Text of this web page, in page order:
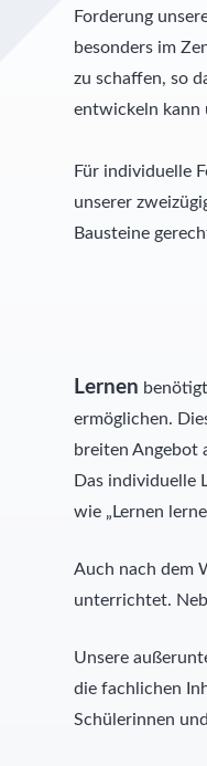
Forderung
besonders im
zu schaffen, so
entwickeln kann
Für individuelle
unserer
Bausteine
Lernen
ermöglichen.
breiten Angebot
Das individuelle
wie „Lernen
Auch nach dem
unterrichtet.
Unsere
die fachlichen
Schülerinnen